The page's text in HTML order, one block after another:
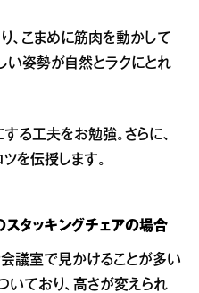
、こまめに筋肉を動かして
い姿勢が自然とラクにとれ
る工夫をお勉強。さらに、
を伝授します。
タッキングチェアの場合
議室で見かけることが多い
いており、高さが変えられ